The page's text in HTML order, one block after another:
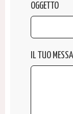
OGGETTO
IL TUO